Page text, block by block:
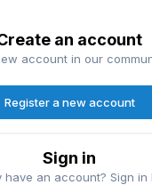
an account
account in our
Register a new account
Sign in
have an account? Sign in